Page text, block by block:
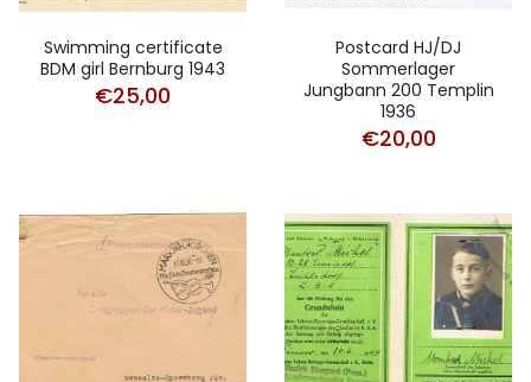
Swimming certificate
BDM girl Bernburg 1943
€25,00
Postcard HJ/DJ
Sommerlager
Jungbann 200 Templin
1936
€20,00